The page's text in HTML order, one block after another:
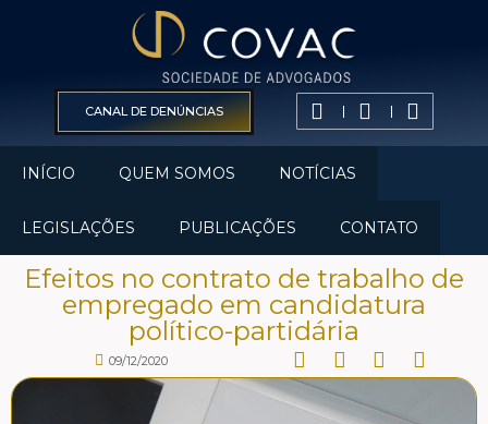
CANAL DE DENÚNCIAS
INÍCIO QUEM SOMOS NOTÍCIAS
LEGISLAÇÕES PUBLICAÇÕES CONTATO
Efeitos no contrato de trabalho de
empregado em candidatura
político-partidária
09/12/2020